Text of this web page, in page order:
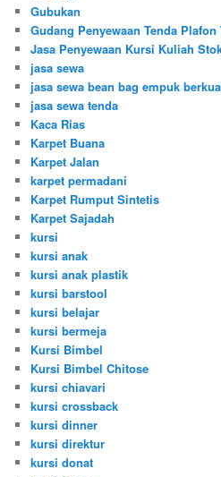
Gubukan
Gudang Penyewaan Tenda Plafon
Jasa Penyewaan Kursi Kuliah
jasa sewa
jasa sewa bean bag empuk
jasa sewa tenda
Kaca Rias
Karpet Buana
Karpet Jalan
karpet permadani
Karpet Rumput Sintetis
Karpet Sajadah
kursi
kursi anak
kursi anak plastik
kursi barstool
kursi belajar
kursi bermeja
Kursi Bimbel
Kursi Bimbel Chitose
kursi chiavari
kursi crossback
kursi dinner
kursi direktur
kursi donat